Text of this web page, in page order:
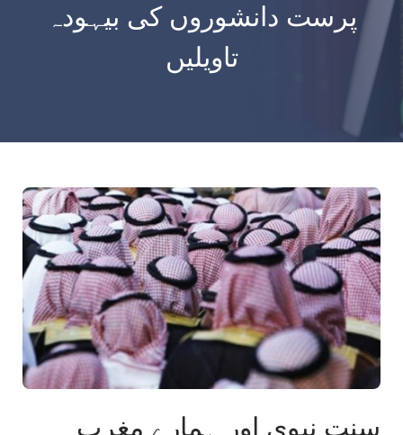
پرست دانشوروں کی بیہودہ
تاویلیں
سنت نبوی اور ہمارے مغرب